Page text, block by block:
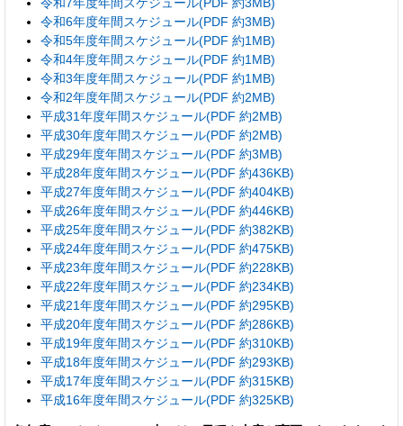
令和6年度年間スケジュール(PDF 約3MB)
令和5年度年間スケジュール(PDF 約1MB)
令和4年度年間スケジュール(PDF 約1MB)
令和3年度年間スケジュール(PDF 約1MB)
令和2年度年間スケジュール(PDF 約2MB)
平成31年度年間スケジュール(PDF 約2MB)
平成30年度年間スケジュール(PDF 約2MB)
平成29年度年間スケジュール(PDF 約3MB)
平成28年度年間スケジュール(PDF 約436KB)
平成27年度年間スケジュール(PDF 約404KB)
平成26年度年間スケジュール(PDF 約446KB)
平成25年度年間スケジュール(PDF 約382KB)
平成24年度年間スケジュール(PDF 約475KB)
平成23年度年間スケジュール(PDF 約228KB)
平成22年度年間スケジュール(PDF 約234KB)
平成21年度年間スケジュール(PDF 約295KB)
平成20年度年間スケジュール(PDF 約286KB)
平成19年度年間スケジュール(PDF 約310KB)
平成18年度年間スケジュール(PDF 約293KB)
平成17年度年間スケジュール(PDF 約315KB)
平成16年度年間スケジュール(PDF 約325KB)